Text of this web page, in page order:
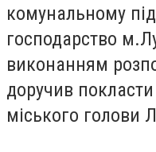
комунальному
господарство
виконанням
доручив
міського голови